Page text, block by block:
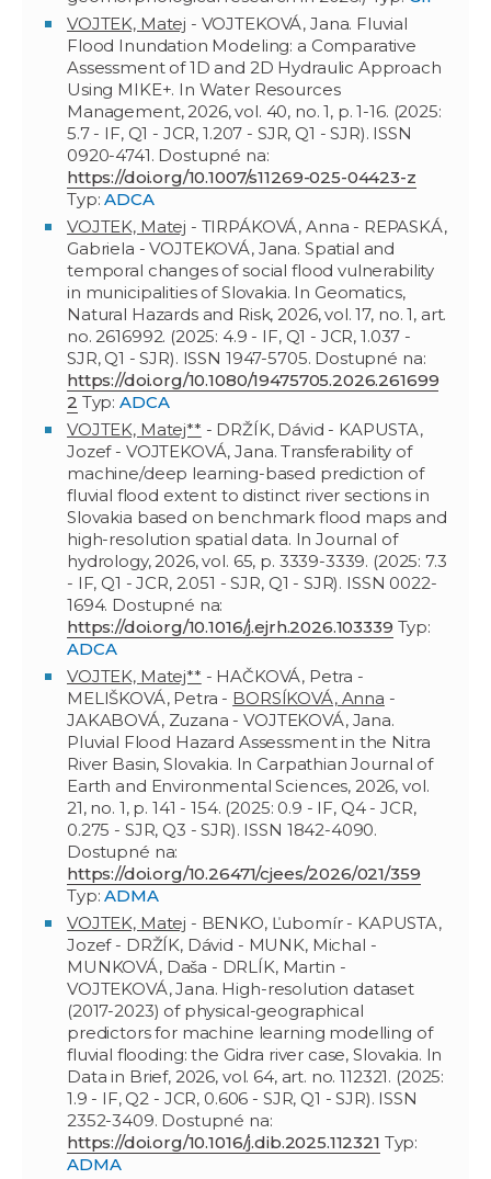
VOJTEK, Matej - VOJTEKOVÁ, Jana. Fluvial
Flood Inundation Modeling: a Comparative
Assessment of 1D and 2D Hydraulic Approach
Using MIKE+. In Water Resources
Management, 2026, vol. 40, no. 1, p. 1-16. (2025:
5.7 - IF, Q1 - JCR, 1.207 - SJR, Q1 - SJR). ISSN
0920-4741. Dostupné na:
https://doi.org/10.1007/s11269-025-04423-z
Typ:ADCA
VOJTEK, Matej - TIRPÁKOVÁ, Anna - REPASKÁ,
Gabriela - VOJTEKOVÁ, Jana. Spatial and
temporal changes of social flood vulnerability
in municipalities of Slovakia. In Geomatics,
Natural Hazards and Risk, 2026, vol. 17, no. 1, art.
no. 2616992. (2025: 4.9 - IF, Q1 - JCR, 1.037 -
SJR, Q1 - SJR). ISSN 1947-5705. Dostupné na:
https://doi.org/10.1080/19475705.2026.261699
2 Typ: ADCA
VOJTEK, Matej** - DRŽÍK, Dávid - KAPUSTA,
Jozef - VOJTEKOVÁ, Jana. Transferability of
machine/deep learning-based prediction of
fluvial flood extent to distinct river sections in
Slovakia based on benchmark flood maps and
high-resolution spatial data. In Journal of
hydrology, 2026, vol. 65, p. 3339-3339. (2025: 7.3
- IF, Q1 - JCR, 2.051 - SJR, Q1 - SJR). ISSN 0022-
1694. Dostupné na:
https://doi.org/10.1016/j.ejrh.2026.103339 Typ:
ADCA
VOJTEK, Matej** - HAČKOVÁ, Petra -
MELIŠKOVÁ, Petra - BORSÍKOVÁ, Anna -
JAKABOVÁ, Zuzana - VOJTEKOVÁ, Jana.
Pluvial Flood Hazard Assessment in the Nitra
River Basin, Slovakia. In Carpathian Journal of
Earth and Environmental Sciences, 2026, vol.
21, no. 1, p. 141 - 154. (2025: 0.9 - IF, Q4 - JCR,
0.275 - SJR, Q3 - SJR). ISSN 1842-4090.
Dostupné na:
https://doi.org/10.26471/cjees/2026/021/359
Typ:ADMA
VOJTEK, Matej - BENKO, Ľubomír - KAPUSTA,
Jozef - DRŽÍK, Dávid - MUNK, Michal -
MUNKOVÁ, Daša - DRLÍK, Martin -
VOJTEKOVÁ, Jana. High-resolution dataset
(2017-2023) of physical-geographical
predictors for machine learning modelling of
fluvial flooding: the Gidra river case, Slovakia. In
Data in Brief, 2026, vol. 64, art. no. 112321. (2025:
1.9 - IF, Q2 - JCR, 0.606 - SJR, Q1 - SJR). ISSN
2352-3409. Dostupné na:
https://doi.org/10.1016/j.dib.2025.112321 Typ:
ADMA